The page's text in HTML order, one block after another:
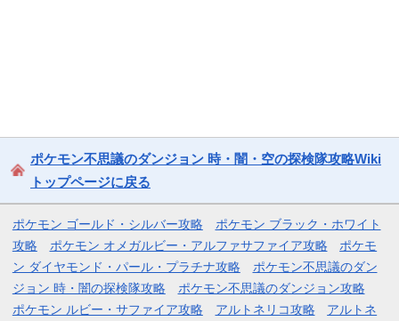
ポケモン不思議のダンジョン 時・闇・空の探検隊攻略Wiki
トップページに戻る
ポケモン ゴールド・シルバー攻略
ポケモン ブラック・ホワイト
攻略
ポケモン オメガルビー・アルファサファイア攻略
ポケモ
ン ダイヤモンド・パール・プラチナ攻略
ポケモン不思議のダン
ジョン 時・闇の探検隊攻略
ポケモン不思議のダンジョン攻略
ポケモン ルビー・サファイア攻略
アルトネリコ攻略 アルトネ